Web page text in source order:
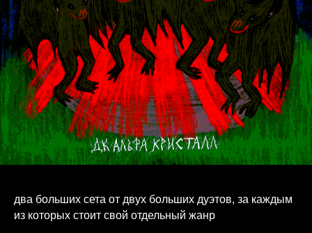
два больших сета от двух больших дуэтов, за каждым
из которых стоит свой отдельный жанр